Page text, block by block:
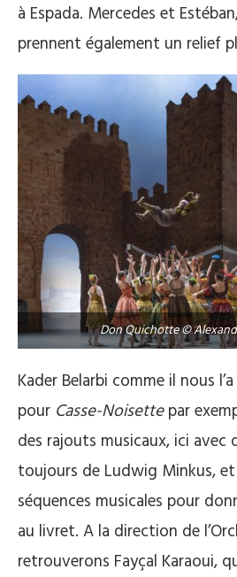
à Espada. Mercedes et
prennent également un relief
Don Quichotte ©
Kader Belarbi comme il nous
pour Casse-Noisettepar
des rajouts musicaux, ici avec
toujours de Ludwig Minkus,
séquences musicales pour
au livret. A la direction de
retrouverons Fayçal Karaoui,